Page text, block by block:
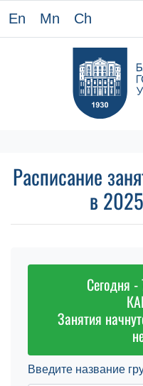
En Mn Ch
Расписание
в
Сегодня -
Занятия
Введите название